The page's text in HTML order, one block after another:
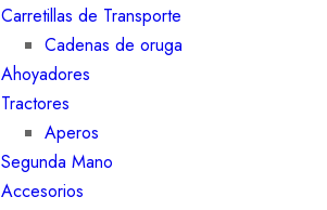
Carretillas de Transporte
Cadenas de oruga
Ahoyadores
Tractores
Aperos
Segunda Mano
Accesorios